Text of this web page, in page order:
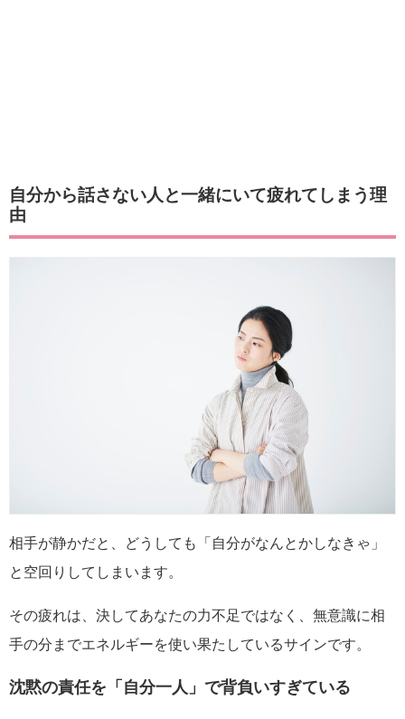
自分から話さない人と一緒にいて疲れてしまう理
由
相手が静かだと、どうしても「自分がなんとかしなきゃ」
と空回りしてしまいます。
その疲れは、決してあなたの力不足ではなく、無意識に相
手の分までエネルギーを使い果たしているサインです。
沈黙の責任を「自分一人」で背負いすぎている